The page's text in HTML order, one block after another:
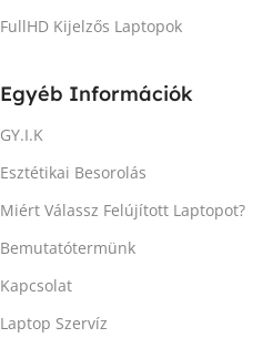
FullHD Kijelzős Laptopok
Egyéb Információk
GY.I.K
Esztétikai Besorolás
Miért Válassz Felújított Laptopot?
Bemutatótermünk
Kapcsolat
Laptop Szervíz